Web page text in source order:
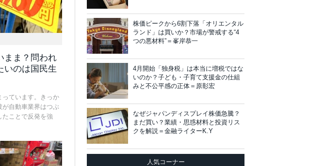
まま？問われ
のは国民生
っています。きっか
自動車業界はつぶ
たことで反発を強
株価ピークから6割下落「オリエンタル
ランド」は買いか？市場が警戒する“4
つの悪材料”＝峯岸恭一
4月開始「独身税」は本当に増税ではな
いのか？子ども・子育て支援金の仕組
みと不公平感の正体＝原彰宏
なぜジャパンディスプレイ株価急騰？
まだ買い？業績・思惑材料と投資リス
クを解説＝金融ライターK.Y
人気コーナー